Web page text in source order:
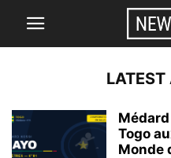
LATEST
Togo
Monde